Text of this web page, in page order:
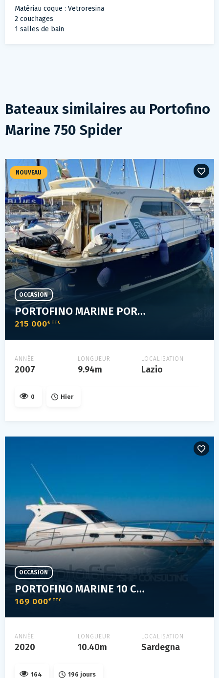
Matériau coque : Vetroresina
2 couchages
1 salles de bain
Bateaux similaires au Portofino
Marine 750 Spider
PORTOFINO MARINE PORTOFINO 37 HARD TOP
215 000€ TTC
OCCASION
ANNÉE
2007
LONGUEUR
9.94m
LOCALISATION
Lazio
NOUVEAU
0 Hier
PORTOFINO MARINE 10 CABIN
169 000€ TTC
OCCASION
ANNÉE
2020
LONGUEUR
10.40m
LOCALISATION
Sardegna
164 196 jours